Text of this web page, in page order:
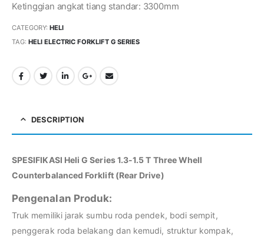
Ketinggian angkat tiang standar: 3300mm
CATEGORY: HELI
TAG: HELI ELECTRIC FORKLIFT G SERIES
DESCRIPTION
SPESIFIKASI Heli G Series 1.3-1.5 T Three Whell
Counterbalanced Forklift (Rear Drive)
Pengenalan Produk:
Truk memiliki jarak sumbu roda pendek, bodi sempit,
penggerak roda belakang dan kemudi, struktur kompak,